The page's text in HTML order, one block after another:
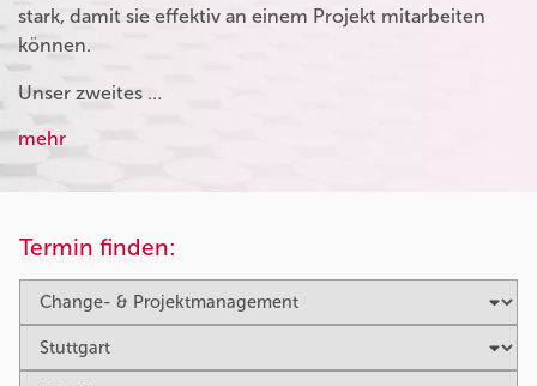
stark, damit sie effektiv an einem Projekt mitarbeiten
können.
Unser zweites …
mehr
Termin finden: